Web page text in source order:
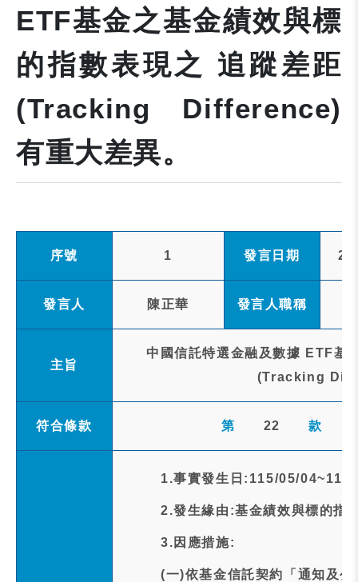
ETF基金之基金績效與標
的指數表現之 追蹤差距
(Tracking Difference)
有重大差異。
序號 1 發言日期
發言人 陳正華 發言人職稱
主旨
中國信託特選金融及數據 ETF基
(Tracking
符合條款 第 22 款
1.事實發生日:115/05/
2.發生緣由:基金績效與標的指
3.因應措施:
(一)依基金信託契約「通知及